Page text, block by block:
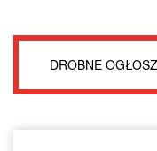
DROBNE